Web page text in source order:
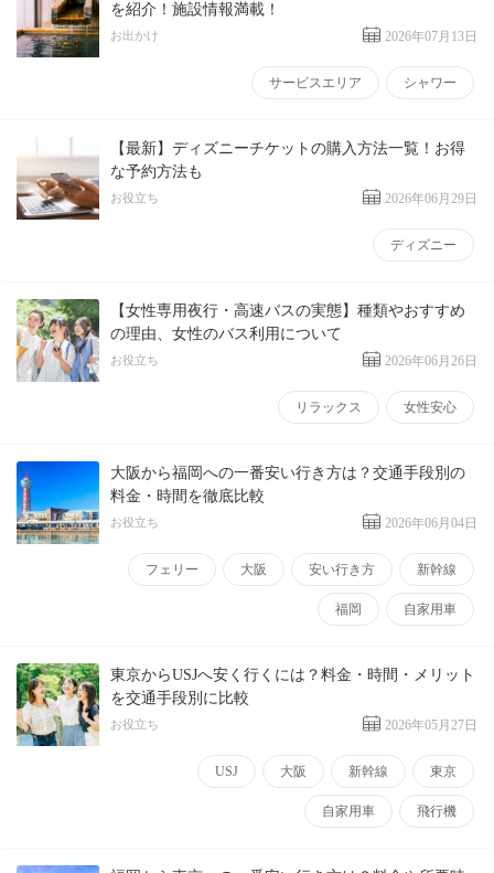
を紹介！施設情報満載！
お出かけ 2026年07月13日
サービスエリア シャワー
【最新】ディズニーチケットの購入方法一覧！お得
な予約方法も
お役立ち 2026年06月29日
ディズニー
【女性専用夜行・高速バスの実態】種類やおすすめ
の理由、女性のバス利用について
お役立ち 2026年06月26日
リラックス 女性安心
大阪から福岡への一番安い行き方は？交通手段別の
料金・時間を徹底比較
お役立ち 2026年06月04日
フェリー 大阪 安い行き方 新幹線
福岡 自家用車
東京からUSJへ安く行くには？料金・時間・メリット
を交通手段別に比較
お役立ち 2026年05月27日
USJ 大阪 新幹線 東京
自家用車 飛行機